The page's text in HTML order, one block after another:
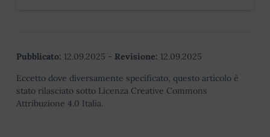
Pubblicato: 12.09.2025 - Revisione: 12.09.2025
Eccetto dove diversamente specificato, questo articolo è
stato rilasciato sotto Licenza Creative Commons
Attribuzione 4.0 Italia.